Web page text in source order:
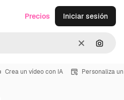
Borrar
Precios Iniciar sesión
Crea un vídeo con IA Personaliza